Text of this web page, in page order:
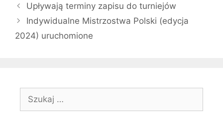
Upływają terminy zapisu do turniejów
Indywidualne Mistrzostwa Polski (edycja
2024) uruchomione